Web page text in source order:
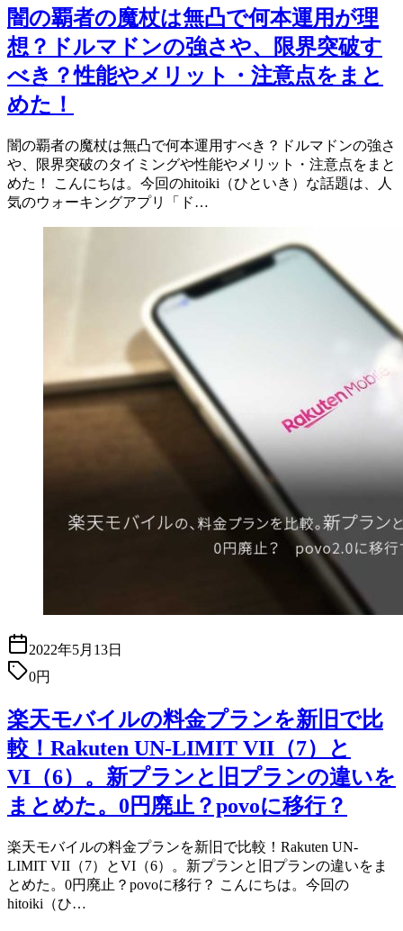
闇の覇者の魔杖は無凸で何本運用が理
想？ドルマドンの強さや、限界突破す
べき？性能やメリット・注意点をまと
めた！
闇の覇者の魔杖は無凸で何本運用すべき？ドルマドンの強さ
や、限界突破のタイミングや性能やメリット・注意点をまと
めた！ こんにちは。今回のhitoiki（ひといき）な話題は、人
気のウォーキングアプリ「ド…
2022年5月13日
0円
楽天モバイルの料金プランを新旧で比
較！Rakuten UN-LIMIT VII（7）と
VI（6）。新プランと旧プランの違いを
まとめた。0円廃止？povoに移行？
楽天モバイルの料金プランを新旧で比較！Rakuten UN-
LIMIT VII（7）とVI（6）。新プランと旧プランの違いをま
とめた。0円廃止？povoに移行？ こんにちは。今回の
hitoiki（ひ…